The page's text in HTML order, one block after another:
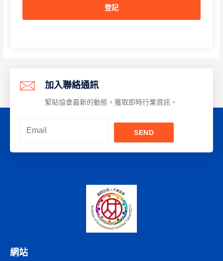
r
v
登記
加入聯絡通訊
緊貼協會最新的動態，獲取即時行業資訊。
SEND
網站